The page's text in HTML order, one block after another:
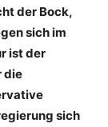
der Bock,
sich im
ist der
die
sich